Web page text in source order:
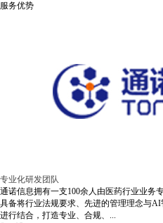
服务优势
专业化研发团队
通诺信息拥有一支100余人由医药行业业务
具备将行业法规要求、先进的管理理念与
进行结合，打造专业、合规、...